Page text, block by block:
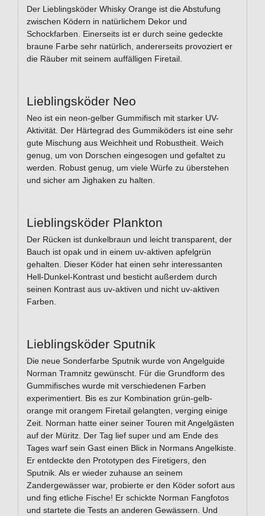
Der Lieblingsköder Whisky Orange ist die Abstufung
zwischen Ködern in natürlichem Dekor und
Schockfarben. Einerseits ist er durch seine gedeckte
braune Farbe sehr natürlich, andererseits provoziert er
die Räuber mit seinem auffälligen Firetail.
Lieblingsköder Neo
Neo ist ein neon-gelber Gummifisch mit starker UV-
Aktivität. Der Härtegrad des Gummiköders ist eine sehr
gute Mischung aus Weichheit und Robustheit. Weich
genug, um von Dorschen eingesogen und gefaltet zu
werden. Robust genug, um viele Würfe zu überstehen
und sicher am Jighaken zu halten.
Lieblingsköder Plankton
Der Rücken ist dunkelbraun und leicht transparent, der
Bauch ist opak und in einem uv-aktiven apfelgrün
gehalten. Dieser Köder hat einen sehr interessanten
Hell-Dunkel-Kontrast und besticht außerdem durch
seinen Kontrast aus uv-aktiven und nicht uv-aktiven
Farben.
Lieblingsköder Sputnik
Die neue Sonderfarbe Sputnik wurde von Angelguide
Norman Tramnitz gewünscht. Für die Grundform des
Gummifisches wurde mit verschiedenen Farben
experimentiert. Bis es zur Kombination grün-gelb-
orange mit orangem Firetail gelangten, verging einige
Zeit. Norman hatte einer seiner Touren mit Angelgästen
auf der Müritz. Der Tag lief super und am Ende des
Tages warf sein Gast einen Blick in Normans Angelkiste.
Er entdeckte den Prototypen des Firetigers, den
Sputnik. Als er wieder zuhause an seinem
Zandergewässer war, probierte er den Köder sofort aus
und fing etliche Fische! Er schickte Norman Fangfotos
und startete die Tests an anderen Gewässern. Und